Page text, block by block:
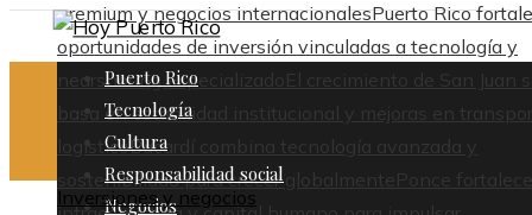
premium y negocios internacionalesPuerto Rico
oportunidades de inversión vinculadas a tecnología y
nearshoring especializado El crecimiento de San Juan
basa en estabilidad institucional y mejoras en
logísticoBacardí combina tecnología avanzada y
sostenibilidad para crecer globalmente Ponce
Puerto Rico
Tecnología
Cultura
Responsabilidad social
Negocios
Inversiones y negocios